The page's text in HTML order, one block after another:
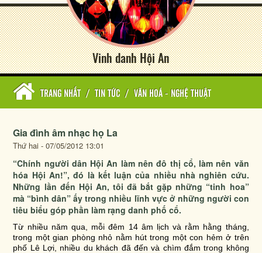
Vinh danh Hội An
TRANG NHẤT / TIN TỨC / VĂN HOÁ - NGHỆ THUẬT
Gia đình âm nhạc họ La
Thứ hai - 07/05/2012 13:01
“Chính người dân Hội An làm nên đô thị cổ, làm nên văn
hóa Hội An!”, đó là kết luận của nhiều nhà nghiên cứu.
Những lần đến Hội An, tôi đã bắt gặp những “tinh hoa”
mà “bình dân” ấy trong nhiều lĩnh vực ở những người con
tiêu biểu góp phần làm rạng danh phố cổ.
Từ nhiều năm qua, mỗi đêm 14 âm lịch và rằm hằng tháng,
trong một gian phòng nhỏ nằm hút trong một con hẻm ở trên
phố Lê Lợi, nhiều du khách đã đến và chìm đắm trong không